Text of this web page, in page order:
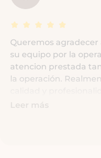
Queremos agradecer
su equipo por la
atencion prestada
la operación.